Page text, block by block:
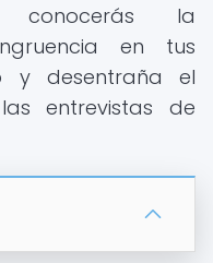
conocerás la
en tus
y desentraña el
entrevistas de